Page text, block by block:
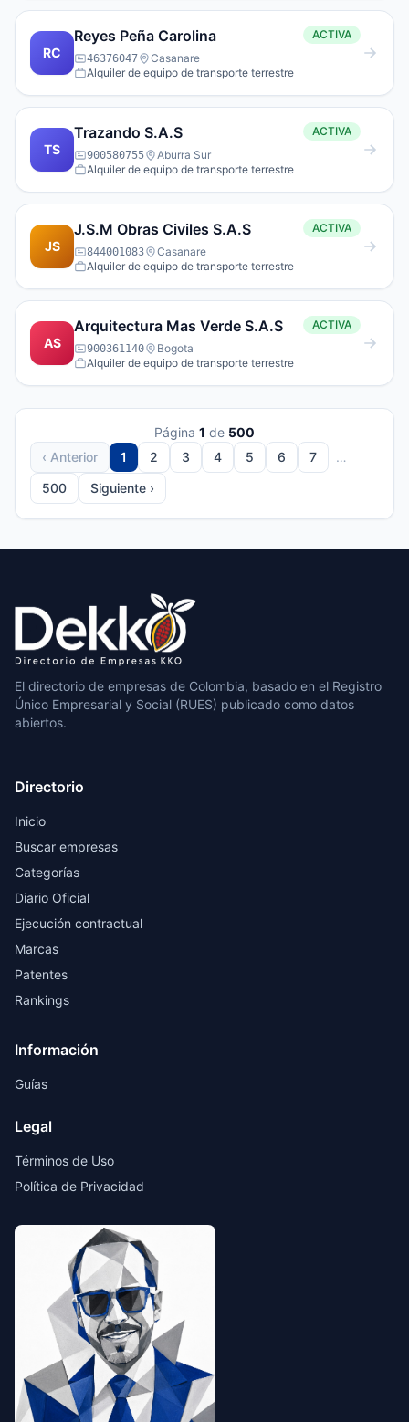
RC
Reyes Peña Carolina ACTIVA
46376047
Casanare
Alquiler de equipo de transporte terrestre
TS
Trazando S.A.S ACTIVA
900580755
Aburra Sur
Alquiler de equipo de transporte terrestre
JS
J.S.M Obras Civiles S.A.S ACTIVA
844001083
Casanare
Alquiler de equipo de transporte terrestre
AS
Arquitectura Mas Verde S.A.S ACTIVA
900361140
Bogota
Alquiler de equipo de transporte terrestre
Página 1 de 500
‹ Anterior
1 2 3 4 5 6 7
…
500
Siguiente ›
El directorio de empresas de Colombia, basado en el Registro
Único Empresarial y Social (RUES) publicado como datos
abiertos.
Directorio
Inicio
Buscar empresas
Categorías
Diario Oficial
Ejecución contractual
Marcas
Patentes
Rankings
Información
Guías
Legal
Términos de Uso
Política de Privacidad